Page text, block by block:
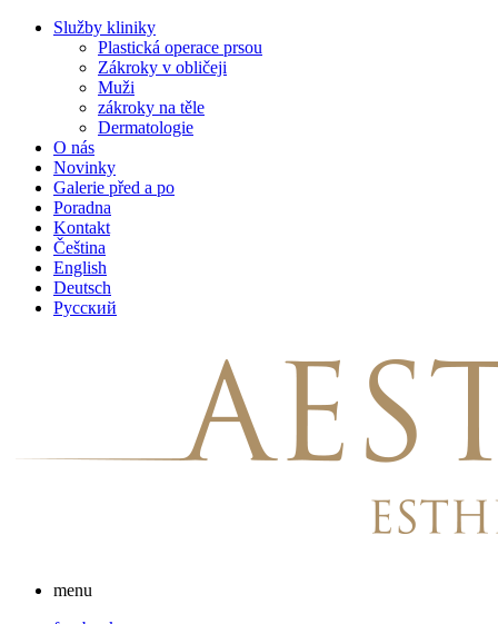
Skip
Služby kliniky
Plastická operace prsou
Zákroky v obličeji
Muži
zákroky na těle
Dermatologie
O nás
Novinky
Galerie před a po
Poradna
Kontakt
Čeština
English
Deutsch
Русский
menu